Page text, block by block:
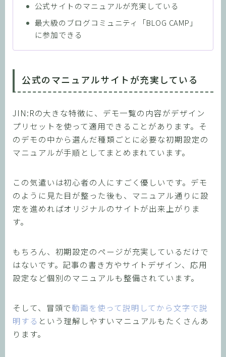
公式サイトのマニュアルが充実している
最大級のブログコミュニティ「BLOG CAMP」
に参加できる
公式のマニュアルサイトが充実している
JIN:Rの大きな特徴に、デモ一覧の内容がデザイン
プリセットを使って適用できることがあります。そ
のデモの中から選んだ種類ごとに必要な初期設定の
マニュアルが手順としてまとめまれています。
この気遣いは初心者の人にすごく優しいです。デモ
のように見た目が整った後も、マニュアル通りに設
定を進めればオリジナルのサイトが出来上がりま
す。
もちろん、初期設定のページが充実しているだけで
はないです。記事の書き方やサイトデザイン、応用
設定など個別のマニュアルも整備されています。
そして、冒頭で動画を使って説明してから文字で説
明する という理解しやすいマニュアルもたくさんあ
ります。